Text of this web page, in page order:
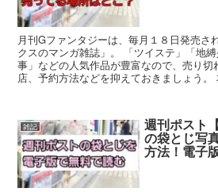
月刊Gファンタジーは、毎月１８日発売さ
クスのマンガ雑誌」。 「ツイステ」「地
事」などの人気作品が豊富なので、売り
店、予約方法などを抑えておきましょう。
雑記 週刊ポスト
の袋とじ写
方法！電子